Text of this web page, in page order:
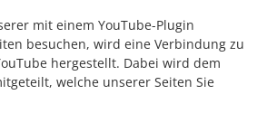
mit einem YouTube-Plugin
besuchen, wird eine Verbindung zu
hergestellt. Dabei wird dem
welche unserer Seiten Sie